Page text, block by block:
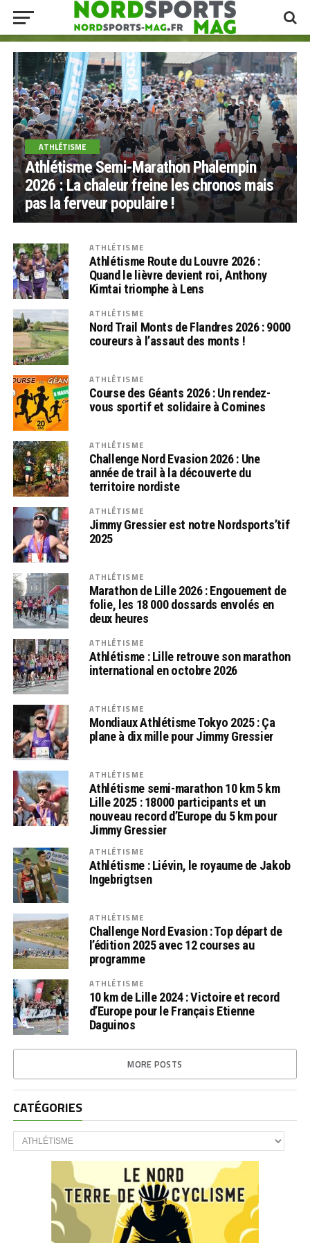
ATHLÉTISME
Athlétisme Semi-Marathon Phalempin
2026 : La chaleur freine les chronos mais
pas la ferveur populaire !
ATHLÉTISME
Athlétisme Route du Louvre 2026 :
Quand le lièvre devient roi, Anthony
Kimtai triomphe à Lens
ATHLÉTISME
Nord Trail Monts de Flandres 2026 : 9000
coureurs à l’assaut des monts !
ATHLÉTISME
Course des Géants 2026 : Un rendez-
vous sportif et solidaire à Comines
ATHLÉTISME
Challenge Nord Evasion 2026 : Une
année de trail à la découverte du
territoire nordiste
ATHLÉTISME
Jimmy Gressier est notre Nordsports’tif
2025
ATHLÉTISME
Marathon de Lille 2026 : Engouement de
folie, les 18 000 dossards envolés en
deux heures
ATHLÉTISME
Athlétisme : Lille retrouve son marathon
international en octobre 2026
ATHLÉTISME
Mondiaux Athlétisme Tokyo 2025 : Ça
plane à dix mille pour Jimmy Gressier
ATHLÉTISME
Athlétisme semi-marathon 10 km 5 km
Lille 2025 : 18000 participants et un
nouveau record d’Europe du 5 km pour
Jimmy Gressier
ATHLÉTISME
Athlétisme : Liévin, le royaume de Jakob
Ingebrigtsen
ATHLÉTISME
Challenge Nord Evasion : Top départ de
l’édition 2025 avec 12 courses au
programme
ATHLÉTISME
10 km de Lille 2024 : Victoire et record
d’Europe pour le Français Etienne
Daguinos
MORE POSTS
CATÉGORIES
CATÉGORIES